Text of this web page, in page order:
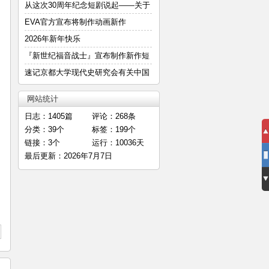
—
从这次30周年纪念短剧说起——关于
明
EVA官方宣布将制作动画新作
2026年新年快乐
『新世纪福音战士』宣布制作新作短
篇
速记京都大学现代史研究会有关中国
E
网站统计
日志：1405篇
评论：268条
分类：39个
标签：199个
链接：3个
运行：10036天
最后更新：2026年7月7日